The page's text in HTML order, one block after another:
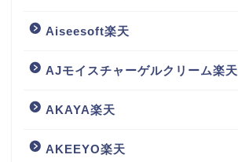
Aiseesoft楽天
AJモイスチャーゲルクリーム楽天
AKAYA楽天
AKEEYO楽天